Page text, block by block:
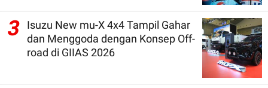
3
Isuzu New mu-X 4x4 Tampil Gahar
dan Menggoda dengan Konsep Off-
road di GIIAS 2026